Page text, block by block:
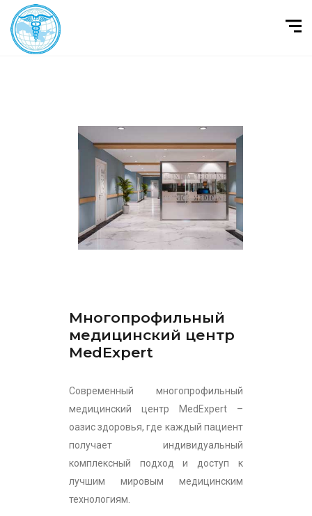
Многопрофильный
медицинский центр
MedExpert
Современный многопрофильный
медицинский центр MedExpert –
оазис здоровья, где каждый пациент
получает индивидуальный
комплексный подход и доступ к
лучшим мировым медицинским
технологиям.